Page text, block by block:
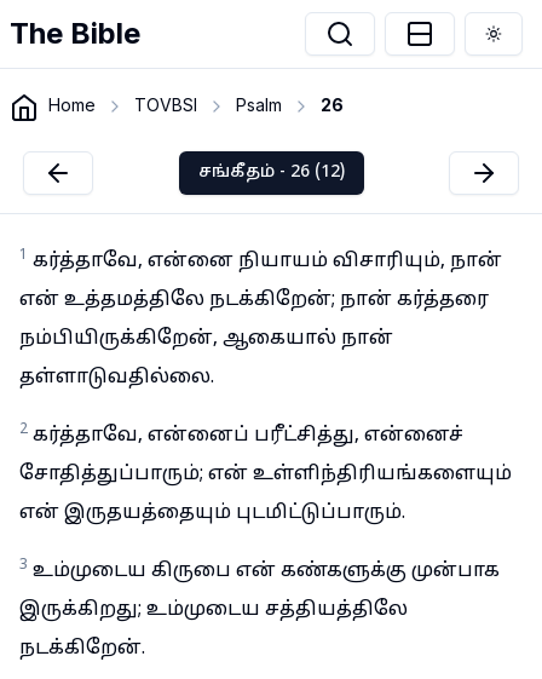
The Bible
Home TOVBSI Psalm 26
சங்கீதம் - 26 (12)
1 கர்த்தாவே, என்னை நியாயம் விசாரியும், நான்
என் உத்தமத்திலே நடக்கிறேன்; நான் கர்த்தரை
நம்பியிருக்கிறேன், ஆகையால் நான்
தள்ளாடுவதில்லை.
2 கர்த்தாவே, என்னைப் பரீட்சித்து, என்னைச்
சோதித்துப்பாரும்; என் உள்ளிந்திரியங்களையும்
என் இருதயத்தையும் புடமிட்டுப்பாரும்.
3 உம்முடைய கிருபை என் கண்களுக்கு முன்பாக
இருக்கிறது; உம்முடைய சத்தியத்திலே
நடக்கிறேன்.